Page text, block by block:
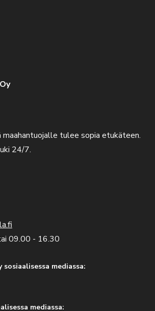
maahantuojalle tulee sopia etukäteen.
24/7.
09.00 - 16.30
mediassa:
mediassa: